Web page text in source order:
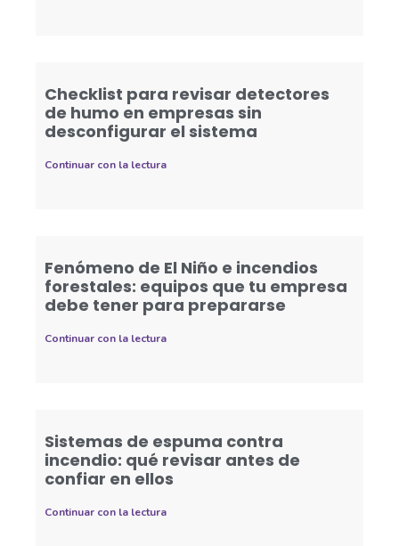
Checklist para revisar detectores
de humo en empresas sin
desconfigurar el sistema
Continuar con la lectura
Fenómeno de El Niño e incendios
forestales: equipos que tu empresa
debe tener para prepararse
Continuar con la lectura
Sistemas de espuma contra
incendio: qué revisar antes de
confiar en ellos
Continuar con la lectura